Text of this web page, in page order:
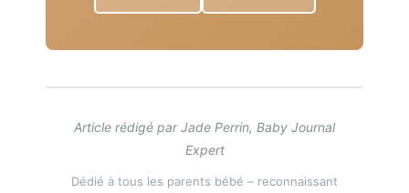
Article rédigé par Jade Perrin, Baby Journal
Expert
Dédié à tous les parents bébé – reconnaissant